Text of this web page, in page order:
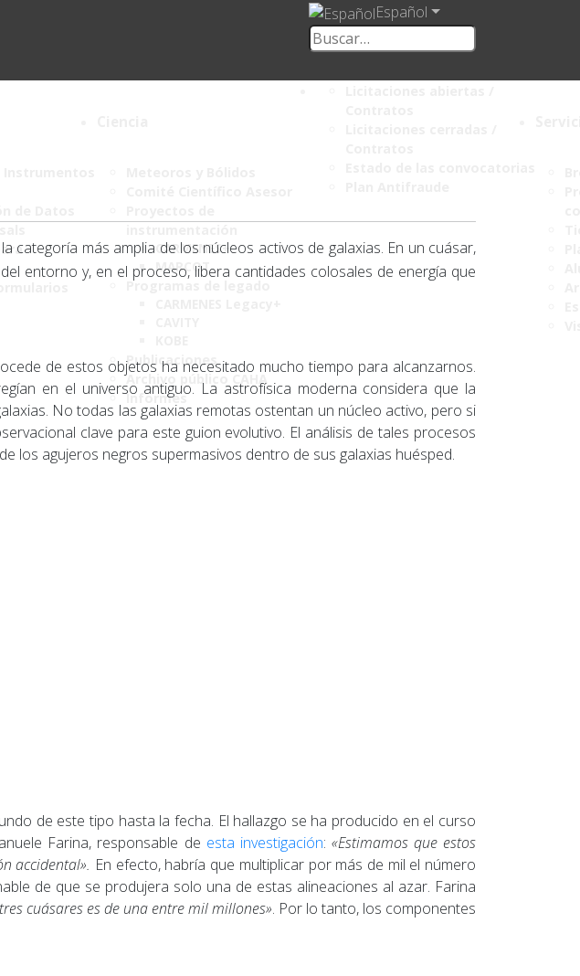
Español
Instrumentos
de Datos
CARMENES+
MARCOT
Programas de legado
Publicaciones
Archivo público CAHA
Informes
más amplia de los núcleos activos de galaxias. En un cuásar,
entorno y, en el proceso, libera cantidades colosales de energía que
de estos objetos ha necesitado mucho tiempo para alcanzarnos.
en el universo antiguo. La astrofísica moderna considera que la
No todas las galaxias remotas ostentan un núcleo activo, pero si
clave para este guion evolutivo. El análisis de tales procesos
los agujeros negros supermasivos dentro de sus galaxias huésped.
de este tipo hasta la fecha. El hallazgo se ha producido en el curso
Farina, responsable de esta investigación: «Estimamos que estos
accidental». En efecto, habría que multiplicar por más de mil el número
de que se produjera solo una de estas alineaciones al azar. Farina
cuásares es de una entre mil millones». Por lo tanto, los componentes